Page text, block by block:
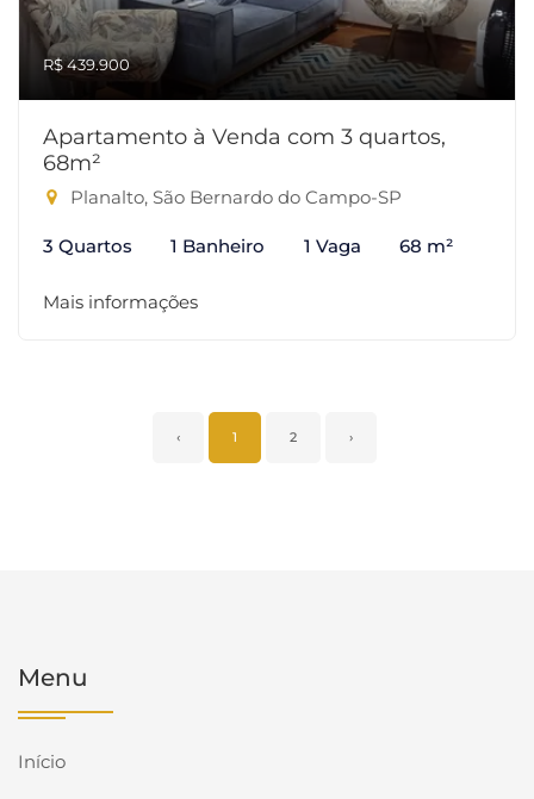
R$ 439.900
Apartamento à Venda com 3 quartos,
68m²
Planalto, São Bernardo do Campo-SP
3 Quartos 1 Banheiro 1 Vaga 68 m²
Mais informações
‹ 1 2 ›
Menu
Início